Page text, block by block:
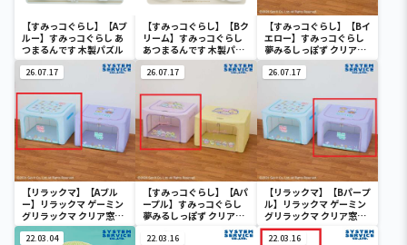
【すみっコぐらし】【Aブ
ルー】すみっコぐらし あ
つまるんです 木製パズル
【すみっコぐらし】【Bク
リーム】すみっコぐらし
あつまるんです 木製パズ
ル
【すみっコぐらし】【Bイ
エロー】すみっコぐらし
夢みるしっぽず クリア窓
付き収納ボックス
26.07.17
【リラックマ】【Aブル
ー】リラックマ ゲーミン
グリラックマ クリア窓付
き収納ボックス
26.07.17
【すみっコぐらし】【Aパ
ープル】すみっコぐらし
夢みるしっぽず クリア窓
26.07.17
【リラックマ】【Bパープ
ル】リラックマ ゲーミン
グリラックマ クリア窓付
き収納ボックス
22.03.04 22.03.16 22.03.16